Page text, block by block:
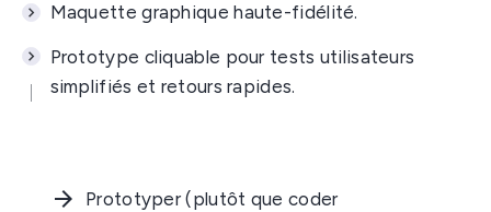
Maquette graphique haute-fidélité.
Prototype cliquable pour tests utilisateurs
simplifiés et retours rapides.
Prototyper (plutôt que coder